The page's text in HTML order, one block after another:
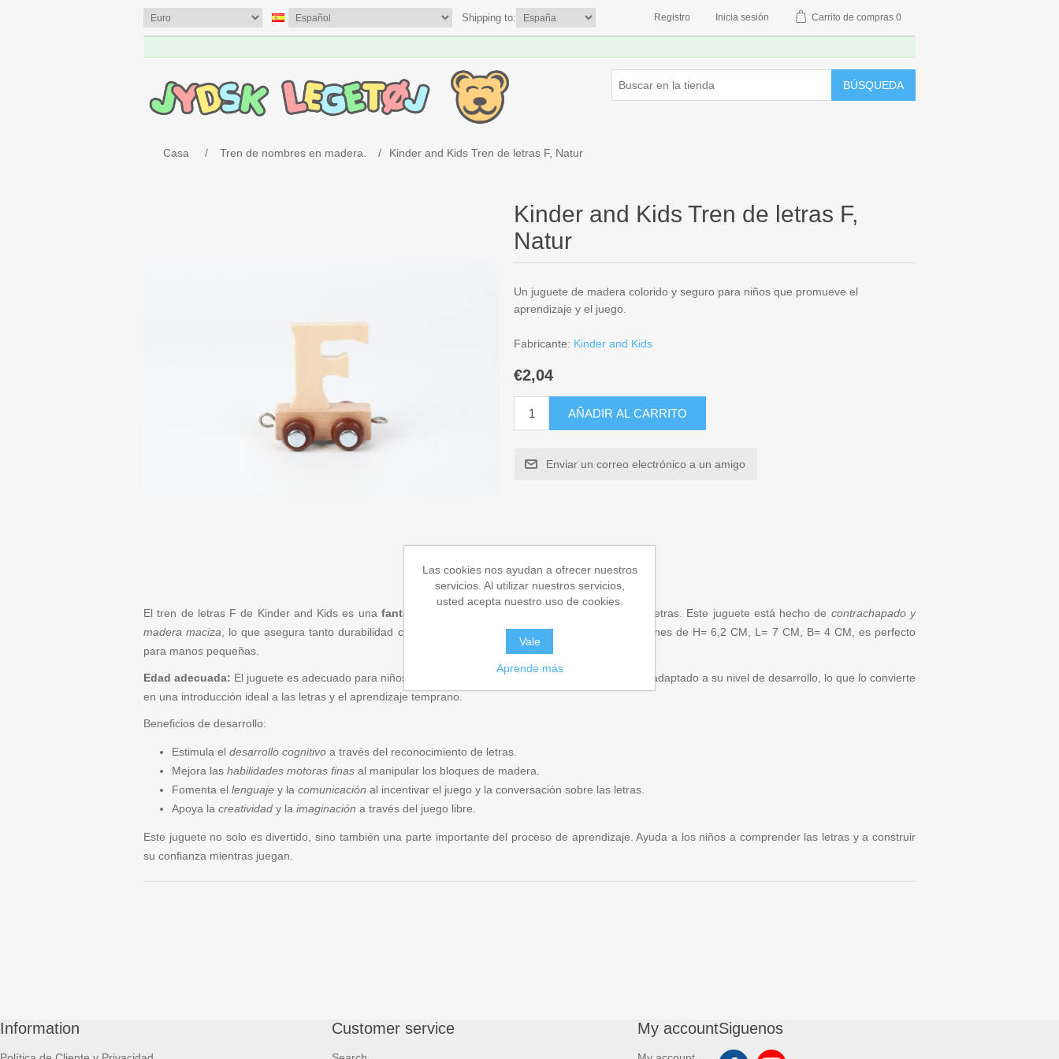
Shipping to: Registro Inicia sesión Carrito de compras 0
BÚSQUEDA
Casa / Tren de nombres en madera. / Kinder and Kids Tren de letras F, Natur
Kinder and Kids Tren de letras F,
Natur
Un juguete de madera colorido y seguro para niños que promueve el
aprendizaje y el juego.
Fabricante: Kinder and Kids
€2,04
AÑADIR AL CARRITO
Enviar un correo electrónico a un amigo
El tren de letras F de Kinder and Kids es una fantástica manera para que los niños aprendan las letras. Este juguete está hecho de contrachapado y
madera maciza , lo que asegura tanto durabilidad como seguridad para los pequeños. Con dimensiones de H= 6,2 CM, L= 7 CM, B= 4 CM, es perfecto
para manos pequeñas.
Edad adecuada: El juguete es adecuado para niños de 3 a 5 años. Está diseñado para ser seguro y adaptado a su nivel de desarrollo, lo que lo convierte
en una introducción ideal a las letras y el aprendizaje temprano.
Beneficios de desarrollo:
Estimula el desarrollo cognitivo a través del reconocimiento de letras.
Mejora las habilidades motoras finas al manipular los bloques de madera.
Fomenta el lenguaje y la comunicación al incentivar el juego y la conversación sobre las letras.
Apoya la creatividad y la imaginación a través del juego libre.
Este juguete no solo es divertido, sino también una parte importante del proceso de aprendizaje. Ayuda a los niños a comprender las letras y a construir
su confianza mientras juegan.
Information Customer service My accountSiguenos
Las cookies nos ayudan a ofrecer nuestros
servicios. Al utilizar nuestros servicios,
usted acepta nuestro uso de cookies.
Vale
Aprende más